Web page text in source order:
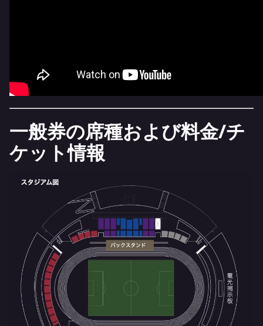
一般券の席種および料金/チ
ケット情報